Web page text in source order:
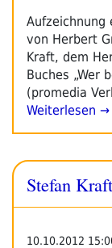
Aufzeichnung
von Herbert
Kraft, dem
Buches „Wer
(promedia
Weiterlesen →
Stefan
10.10.2012